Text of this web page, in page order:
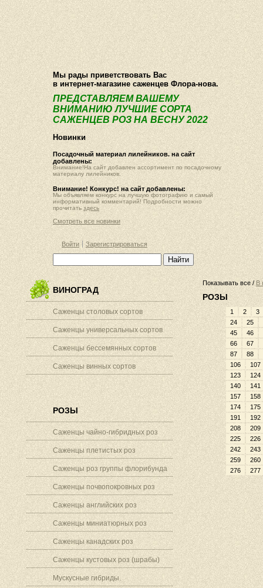
О компании Как купить Фотогалерея Статьи Опт
Мы рады приветствовать Вас
в интернет-магазине саженцев Флора-нова.
ПРЕДСТАВЛЯЕМ ВАШЕМУ
ВНИМАНИЮ ЛУЧШИЕ СОРТА
САЖЕНЦЕВ РОЗ НА ВЕСНУ 2022
Новинки
Посадочный материал лилейников. на сайт
добавлены:
Внимание!На сайт добавлен ассортимент по посадочному
материалу лилейников.
Внимание! Конкурс! на сайт добавлены:
Мы объявляем конкурс на лучшую фотографию и самый
информативный комментарий! Подробности можно
прочитать здесь
Смотреть все новинки
Войти Зарегистрироваться
ВИНОГРАД
Саженцы столовых сортов
Саженцы универсальных сортов
Саженцы бессемянных сортов
Саженцы винных сортов
РОЗЫ
Саженцы чайно-гибридных роз
Саженцы плетистых роз
Саженцы роз группы флорибунда
Саженцы почвопокровных роз
Саженцы английских роз
Саженцы миниатюрных роз
Саженцы канадских роз
Саженцы кустовых роз (шрабы)
Мускусные гибриды.
Показывать все / В
РОЗЫ
1 2
3
24
25
45
46
66
67
87
88
106
107
123
124
140
141
157
158
174
175
191
192
208
209
225
226
242
243
259
260
276
277